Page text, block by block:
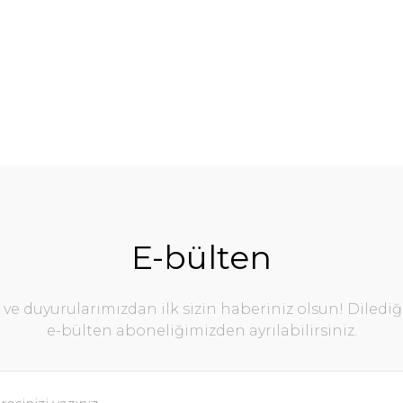
E-bülten
ve duyurularımızdan ilk sizin haberiniz olsun!
e-bülten aboneliğimizden ayrılabilirsiniz.